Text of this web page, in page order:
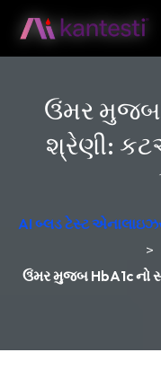
ઉંમર મુજબ
શ્રેણી:
AI બ્લડ ટેસ્ટ
>
ઉંમર મુજબ HbA1c નો